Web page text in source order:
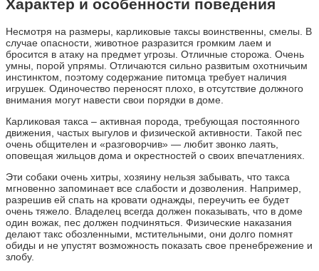
Характер и особенности поведения
Несмотря на размеры, карликовые таксы воинственны, смелы. В
случае опасности, животное разразится громким лаем и
бросится в атаку на предмет угрозы. Отличные сторожа. Очень
умны, порой упрямы. Отличаются сильно развитым охотничьим
инстинктом, поэтому содержание питомца требует наличия
игрушек. Одиночество переносят плохо, в отсутствие должного
внимания могут навести свои порядки в доме.
Карликовая такса – активная порода, требующая постоянного
движения, частых выгулов и физической активности. Такой пес
очень общителен и «разговорчив» — любит звонко лаять,
оповещая жильцов дома и окрестностей о своих впечатлениях.
Эти собаки очень хитры, хозяину нельзя забывать, что такса
мгновенно запоминает все слабости и дозволения. Например,
разрешив ей спать на кровати однажды, переучить ее будет
очень тяжело. Владелец всегда должен показывать, что в доме
один вожак, пес должен подчиняться. Физические наказания
делают такс обозленными, мстительными, они долго помнят
обиды и не упустят возможность показать свое пренебрежение и
злобу.